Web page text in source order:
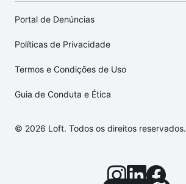
Portal de Denúncias
Políticas de Privacidade
Termos e Condições de Uso
Guia de Conduta e Ética
© 2026 Loft. Todos os direitos reservados.